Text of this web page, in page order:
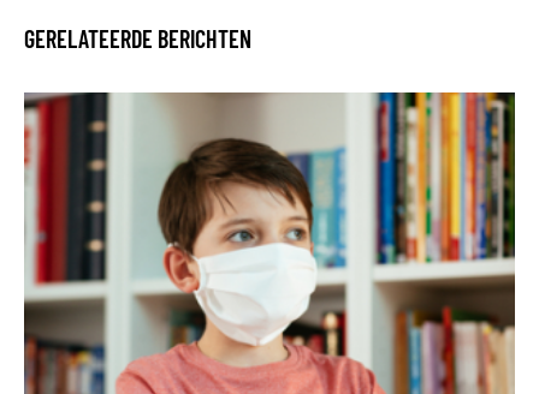
GERELATEERDE BERICHTEN